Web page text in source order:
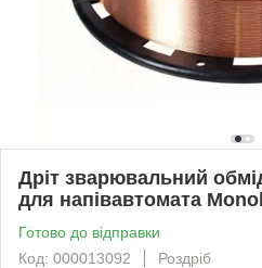
Дріт зварювальний
для напівавтомата
Готово до відправки
Код: 000013092
Роздріб